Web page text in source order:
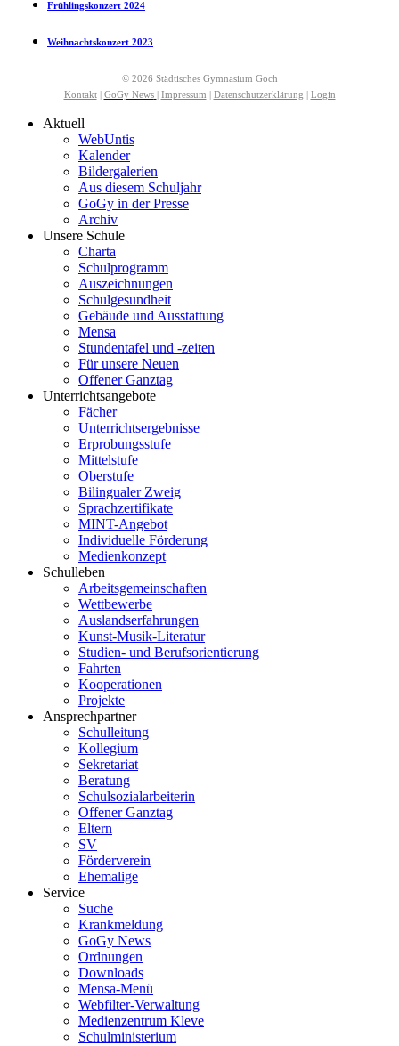
Frühlingskonzert 2024
Weihnachtskonzert 2023
© 2026 Städtisches Gymnasium Goch
Kontakt| GoGy News Impressum Datenschutzerklärung Login
Aktuell
WebUntis
Kalender
Bildergalerien
Aus diesem Schuljahr
GoGy in der Presse
Archiv
Unsere Schule
Charta
Schulprogramm
Auszeichnungen
Schulgesundheit
Gebäude und Ausstattung
Mensa
Stundentafel und -zeiten
Für unsere Neuen
Offener Ganztag
Unterrichtsangebote
Fächer
Unterrichtsergebnisse
Erprobungsstufe
Mittelstufe
Oberstufe
Bilingualer Zweig
Sprachzertifikate
MINT-Angebot
Individuelle Förderung
Medienkonzept
Schulleben
Arbeitsgemeinschaften
Wettbewerbe
Auslandserfahrungen
Kunst-Musik-Literatur
Studien- und Berufsorientierung
Fahrten
Kooperationen
Projekte
Ansprechpartner
Schulleitung
Kollegium
Sekretariat
Beratung
Schulsozialarbeiterin
Offener Ganztag
Eltern
SV
Förderverein
Ehemalige
Service
Suche
Krankmeldung
GoGy News
Ordnungen
Downloads
Mensa-Menü
Webfilter-Verwaltung
Medienzentrum Kleve
Schulministerium